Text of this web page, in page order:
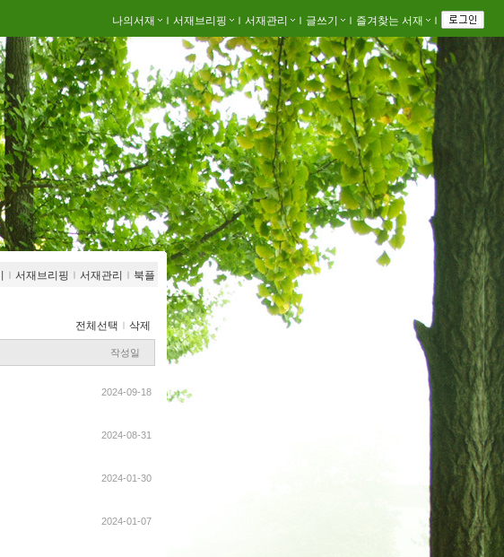
나의서재 ｌ 서재브리핑 ｌ 서재관리 ｌ 글쓰기 ｌ 즐겨찾는 서재 ｌ
ｌ 서재브리핑 ｌ 서재관리 ｌ 북플
전체선택 ｌ 삭제
작성일
2024-09-18
2024-08-31
2024-01-30
2024-01-07